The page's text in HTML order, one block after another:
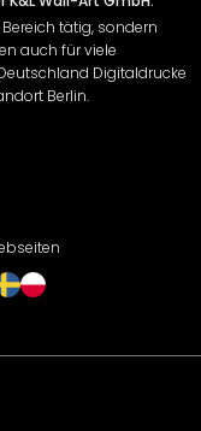
tätig, sondern
auch für viele
Digitaldrucke
Berlin.